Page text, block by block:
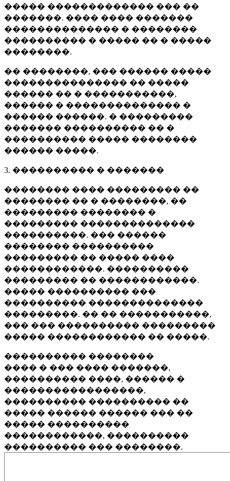
����� ������������� ��� ��
�������. ���� ���� �������
�������������� � ��������
���������� � ����� �� � �����
��������.
�� ��������, ��� ������ �����
��������������� �� �����
������ �� � �����������,
������ � �������������� �
������ ������. � ���������
������� ���������� �� �
���������� ����� ��������
������ �����.
3. ���������� � �������
�������� ���� ��������� ��
�������� �� � ��������, ��
��������� �������� �
��������� ��������������
����������. ��� ������
�������� ����������
��������� �� ����� ����
������������. ����������
��������� �� ������������.
����� ���������� ���
���������� ��������������
���������. �� �� �����������,
��� ��� ���������� ���������
����� ������������ �� �����.
���������� ��������
���� � ��� ���� �������,
���������� ����, ������ �
�����������������,
���������� ���������� ��
����� ������ ������ ��� ��
����� ����������
������������, ����������
���������� ��� ��������.